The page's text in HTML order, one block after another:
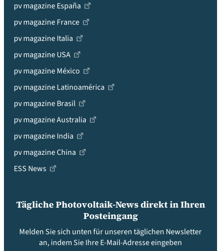
pv magazine España
pv magazine France
pv magazine Italia
pv magazine USA
pv magazine México
pv magazine Latinoamérica
pv magazine Brasil
pv magazine Australia
pv magazine India
pv magazine China
ESS News
Tägliche Photovoltaik-News direkt in Ihren
Posteingang
Melden Sie sich unten für unseren täglichen Newsletter
an, indem Sie Ihre E-Mail-Adresse eingeben